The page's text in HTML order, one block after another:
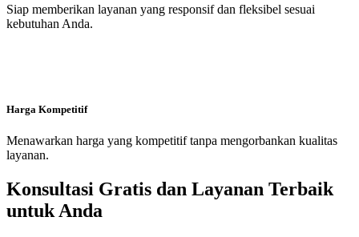
Siap memberikan layanan yang responsif dan fleksibel sesuai
kebutuhan Anda.
Harga Kompetitif
Menawarkan harga yang kompetitif tanpa mengorbankan kualitas
layanan.
Konsultasi Gratis dan Layanan Terbaik
untuk Anda